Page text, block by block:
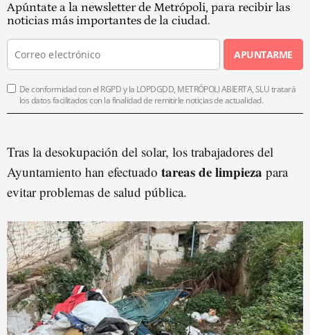
Apúntate a la newsletter de Metrópoli, para recibir las
noticias más importantes de la ciudad.
APUNTARME
De conformidad con el RGPD y la LOPDGDD, METRÓPOLI ABIERTA, SLU tratará
los datos facilitados con la finalidad de remitirle noticias de actualidad.
Tras la desokupación del solar, los trabajadores del
Ayuntamiento han efectuado tareas de limpieza para
evitar problemas de salud pública.